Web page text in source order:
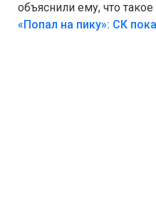
объяснили ему, что
Лезть через такой